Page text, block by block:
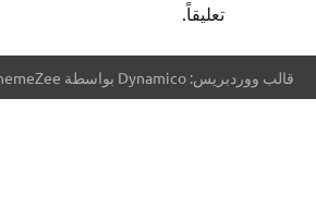
تعليقاً.
قالب ووردبريس: Dynamico بواسطة ThemeZee.